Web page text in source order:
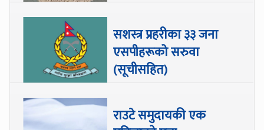
सशस्त्र प्रहरीका ३३ जना
एसपीहरूको सरुवा
(सूचीसहित)
राउटे समुदायकी एक